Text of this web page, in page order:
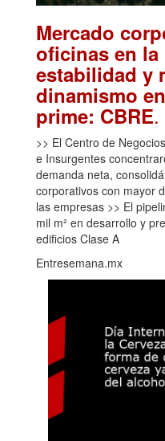
Mercado
oficinas en la
estabilidad y
dinamismo
prime: CBRE
>> El Centro de
e Insurgentes
demanda neta,
corporativos con mayor
las empresas >> El
mil m² en desarrollo y
edificios Clase A
Entresemana.mx